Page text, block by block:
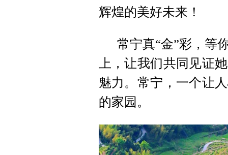
辉煌的美好未来！
常宁真“金”彩，等
上，让我们共同见证
魅力。常宁，一个让
的家园。